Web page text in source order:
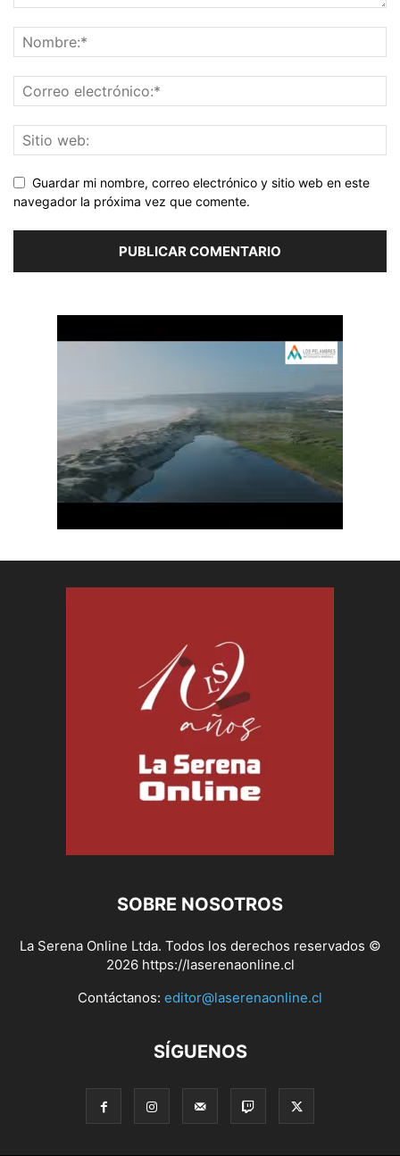
Guardar mi nombre, correo electrónico y sitio web en este
navegador la próxima vez que comente.
SOBRE NOSOTROS
La Serena Online Ltda. Todos los derechos reservados ©
2026 https://laserenaonline.cl
Contáctanos: editor@laserenaonline.cl
SÍGUENOS